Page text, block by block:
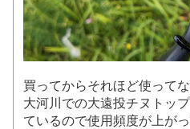
買ってからそれほど使って
大河川での大遠投チヌトッ
ているので使用頻度が上がっ